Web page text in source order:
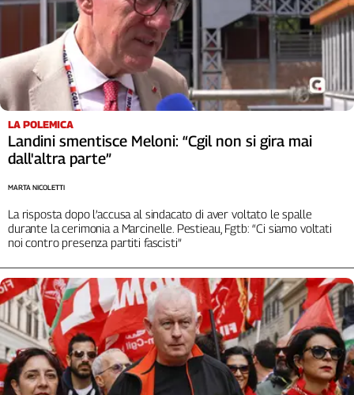
Liguria
Lombardia
Marche
Piemonte
Puglia
Sardegna
Sicilia
Toscana
Trentino
Umbria
Valle
D'Aosta
Veneto
Archivio
Storico
1955-
2014
Cerca
LA POLEMICA
Landini smentisce Meloni: “Cgil non si gira mai
dall'altra parte”
La risposta dopo l’accusa al sindacato di aver voltato le spalle
durante la cerimonia a Marcinelle. Pestieau, Fgtb: “Ci siamo voltati
noi contro presenza partiti fascisti”
MARTA NICOLETTI